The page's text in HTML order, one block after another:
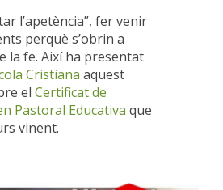
l’apetència”, fer venir
perquè s’obrin a
la fe. Així ha presentat
Cristiana aquest
el Certificat de
Pastoral Educativa que
vinent.